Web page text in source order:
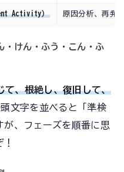
Activity） 原因分析、再発
・けん・ふう・こん・ふ
て、根絶し、復旧して、
文字を並べると「準検
が、フェーズを順番に思